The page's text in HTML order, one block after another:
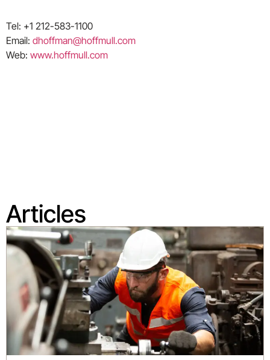
Tel: +1 212-583-1100
Email: dhoffman@hoffmull.com
Web: www.hoffmull.com
Articles